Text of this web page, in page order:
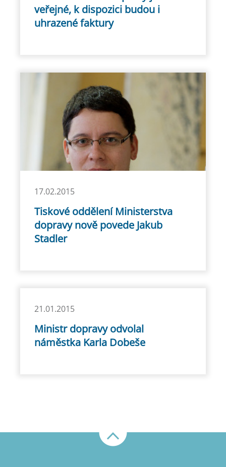
veřejné, k dispozici budou i
uhrazené faktury
17.02.2015
Tiskové oddělení Ministerstva
dopravy nově povede Jakub
Stadler
21.01.2015
Ministr dopravy odvolal
náměstka Karla Dobeše